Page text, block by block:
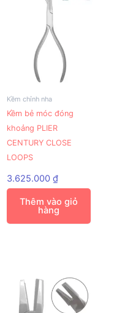
Kềm chỉnh nha
Kềm bẻ móc đóng
khoảng PLIER
CENTURY CLOSE
LOOPS
3.625.000₫
Thêm vào giỏ
hàng